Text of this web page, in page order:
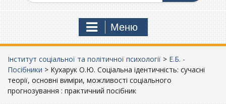
Меню
Інститут соціальної та політичної психології > Е.Б. -
Посібники > Кухарук О.Ю. Соціальна ідентичність: сучасні
теорії, основні виміри, можливості соціального
прогнозування : практичний посібник